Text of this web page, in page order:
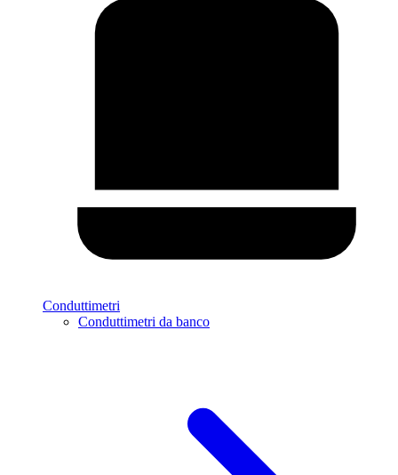
Conduttimetri
Conduttimetri da banco